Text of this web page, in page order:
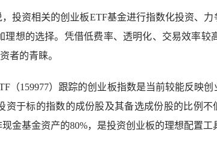
投资相关的创业板ETF基金进行指数化投资、力
理想的选择。凭借低费率、透明化、交易效率较
者的青睐。
（159977）跟踪的创业板指数是当前较能反映创
资于标的指数的成份股及其备选成份股的比例不
金基金资产的80%，是投资创业板的理想配置工